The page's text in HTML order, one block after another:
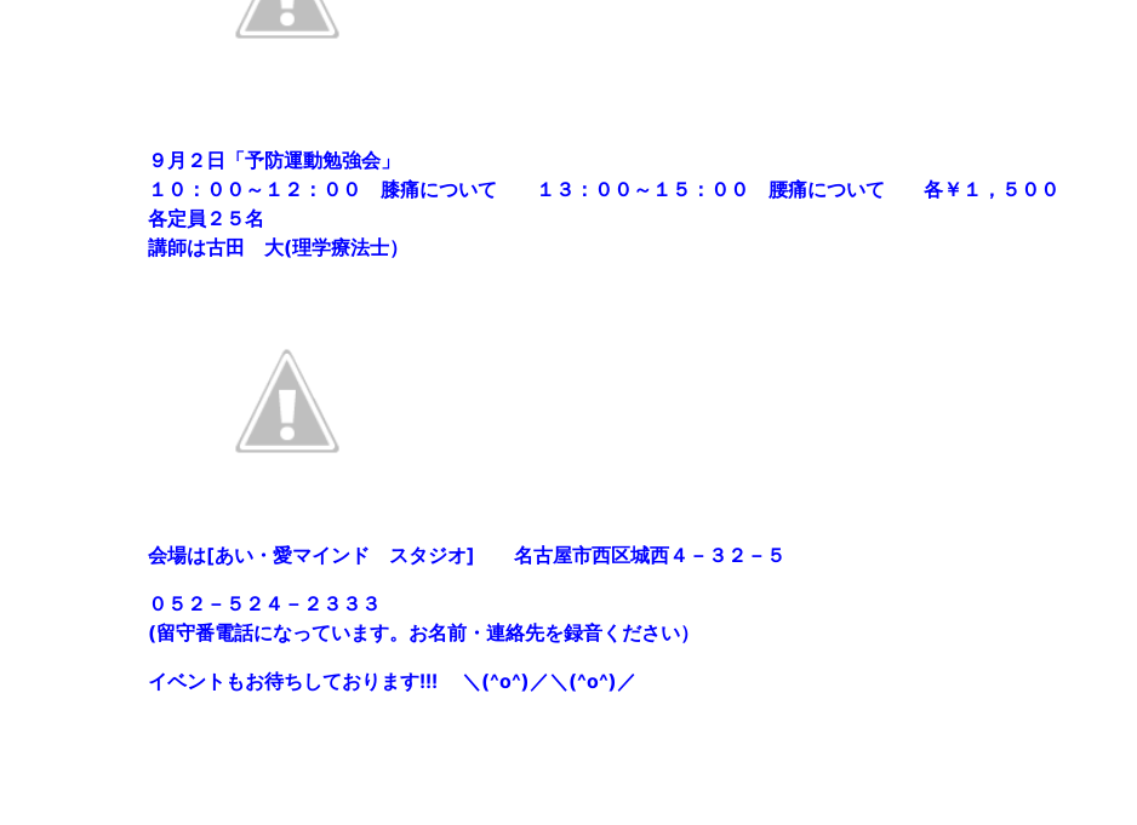
９月２日「予防運動勉強会」
１０：００～１２：００ 膝痛について １３：００～１５：００ 腰痛について 各￥１，５００
各定員２５名
講師は古田 大(理学療法士）
会場は[あい・愛マインド スタジオ] 名古屋市西区城西４－３２－５
０５２－５２４－２３３３
(留守番電話になっています。お名前・連絡先を録音ください）
イベントもお待ちしております!!! ＼(^o^)／＼(^o^)／